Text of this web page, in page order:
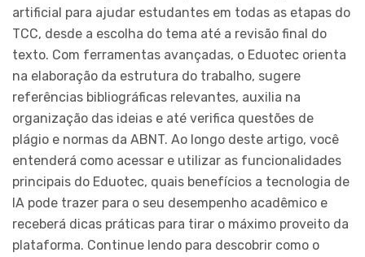
artificial para ajudar estudantes em todas as etapas do
TCC, desde a escolha do tema até a revisão final do
texto. Com ferramentas avançadas, o Eduotec orienta
na elaboração da estrutura do trabalho, sugere
referências bibliográficas relevantes, auxilia na
organização das ideias e até verifica questões de
plágio e normas da ABNT. Ao longo deste artigo, você
entenderá como acessar e utilizar as funcionalidades
principais do Eduotec, quais benefícios a tecnologia de
IA pode trazer para o seu desempenho acadêmico e
receberá dicas práticas para tirar o máximo proveito da
plataforma. Continue lendo para descobrir como o